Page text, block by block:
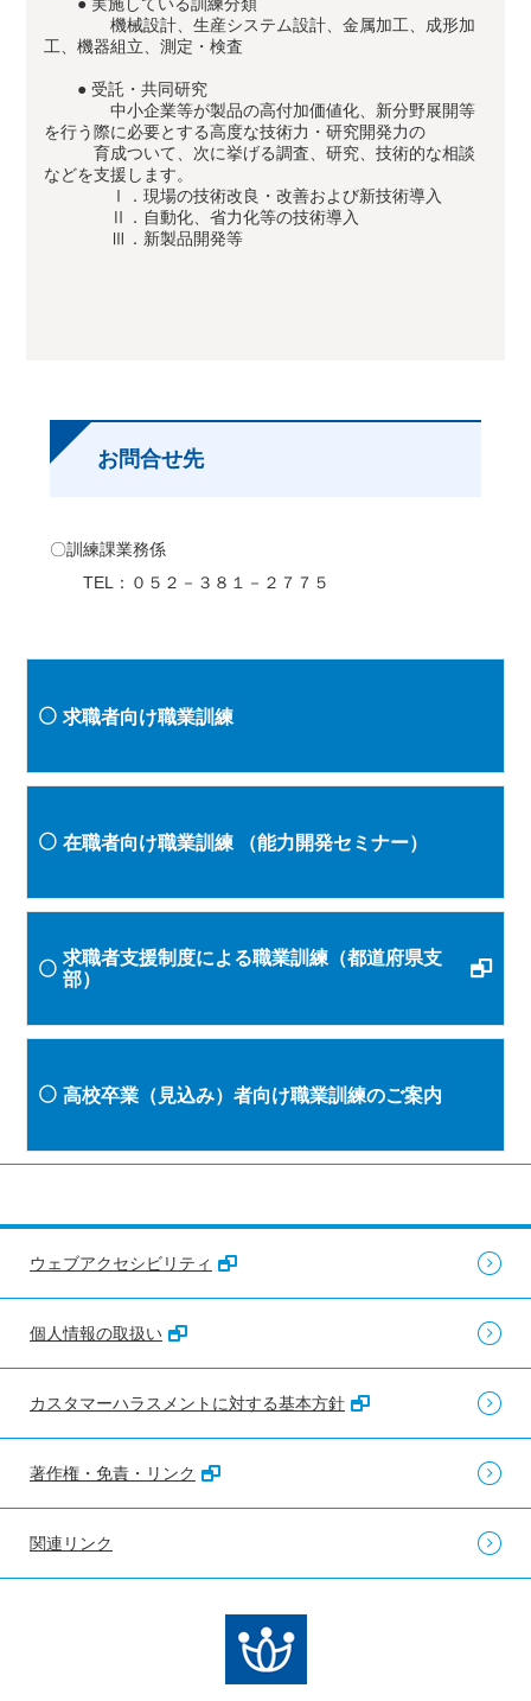
● 実施している訓練分類
機械設計、生産システム設計、金属加工、成形加
工、機器組立、測定・検査
● 受託・共同研究
中小企業等が製品の高付加価値化、新分野展開等
を行う際に必要とする高度な技術力・研究開発力の
育成ついて、次に挙げる調査、研究、技術的な相談
などを支援します。
Ⅰ．現場の技術改良・改善および新技術導入
Ⅱ．自動化、省力化等の技術導入
Ⅲ．新製品開発等
お問合せ先
〇訓練課業務係
TEL：０５２－３８１－２７７５
求職者向け職業訓練
在職者向け職業訓練 （能力開発セミナー）
求職者支援制度による職業訓練（都道府県支
部）
高校卒業（見込み）者向け職業訓練のご案内
ウェブアクセシビリティ
個人情報の取扱い
カスタマーハラスメントに対する基本方針
著作権・免責・リンク
関連リンク